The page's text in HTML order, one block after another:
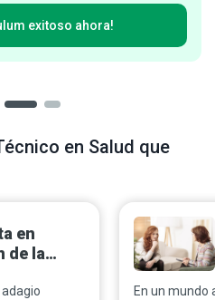
exitoso ahora!
en Salud que
en
de la
adagio
En un mundo